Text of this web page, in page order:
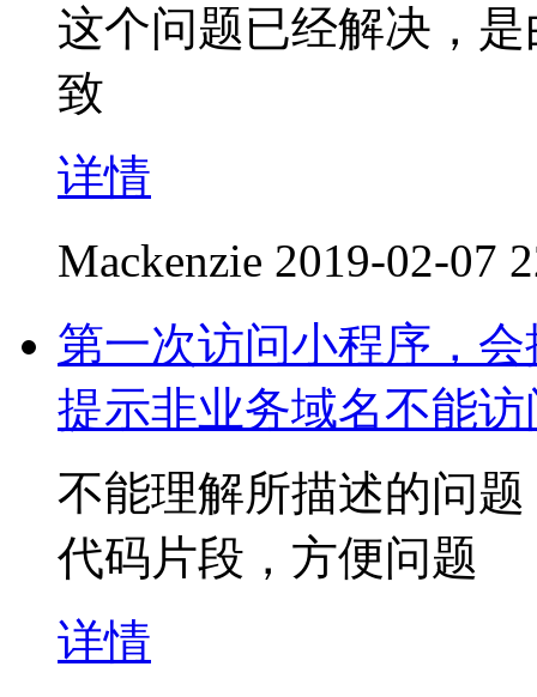
这个问题已经解决，
致
详情
Mackenzie 2019-02-07
第一次访问小程序，
提示非业务域名不能访
不能理解所描述的问
代码片段，方便问题
详情